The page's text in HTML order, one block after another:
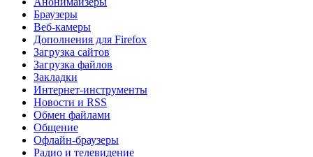
Браузеры
Веб-камеры
Дополнения для Firefox
Загрузка сайтов
Загрузка файлов
Закладки
Интернет-инструменты
Новости и RSS
Обмен файлами
Общение
Офлайн-браузеры
Радио и телевидение